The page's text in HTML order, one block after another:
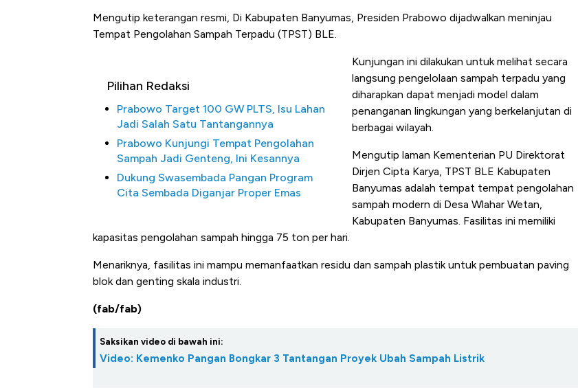
Mengutip keterangan resmi, Di Kabupaten Banyumas, Presiden Prabowo dijadwalkan meninjau
Tempat Pengolahan Sampah Terpadu (TPST) BLE.
Pilihan Redaksi
Prabowo Target 100 GW PLTS, Isu Lahan
Jadi Salah Satu Tantangannya
Prabowo Kunjungi Tempat Pengolahan
Sampah Jadi Genteng, Ini Kesannya
Dukung Swasembada Pangan Program
Cita Sembada Diganjar Proper Emas
Kunjungan ini dilakukan untuk melihat secara
langsung pengelolaan sampah terpadu yang
diharapkan dapat menjadi model dalam
penanganan lingkungan yang berkelanjutan di
berbagai wilayah.
Mengutip laman Kementerian PU Direktorat
Dirjen Cipta Karya, TPST BLE Kabupaten
Banyumas adalah tempat tempat pengolahan
sampah modern di Desa Wlahar Wetan,
Kabupaten Banyumas. Fasilitas ini memiliki
kapasitas pengolahan sampah hingga 75 ton per hari.
Menariknya, fasilitas ini mampu memanfaatkan residu dan sampah plastik untuk pembuatan paving
blok dan genting skala industri.
(fab/fab)
Saksikan video di bawah ini:
Video: Kemenko Pangan Bongkar 3 Tantangan Proyek Ubah Sampah Listrik
Kongo Tutup Keran Ekspor, Harga